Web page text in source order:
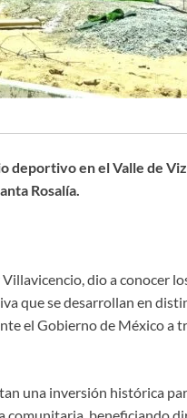
deportivo en el Valle de
Rosalía.
dio a conocer
que se desarrollan en
el Gobierno de México a
una inversión histórica